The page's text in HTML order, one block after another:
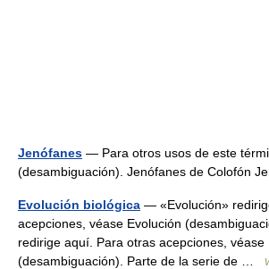
Jenófanes — Para otros usos de este
(desambiguación). Jenófanes de Colofón
Evolución biológica — «Evolución»
acepciones, véase Evolución
redirige aquí. Para otras acepciones, véase
(desambiguación). Parte de la serie de …